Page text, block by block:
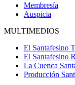
Membresía
Auspicia
MULTIMEDIOS
El Santafesino
El Santafesino
La Cuenca
Producción